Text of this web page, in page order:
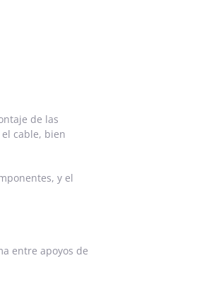
de las
cable, bien
y el
entre apoyos de